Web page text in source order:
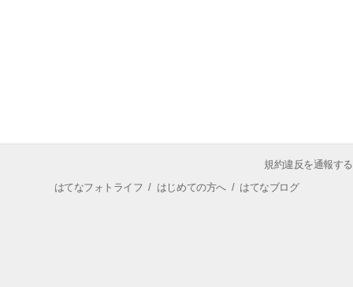
規約違反を通報する
はてなフォトライフ / はじめての方へ/ はてなブログ